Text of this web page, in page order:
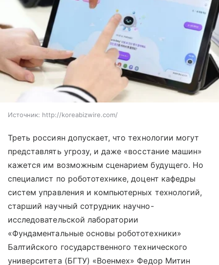
Источник: http://koreabizwire.com/
Треть россиян допускает, что технологии могут
представлять угрозу, и даже «восстание машин»
кажется им возможным сценарием будущего. Но
специалист по робототехнике, доцент кафедры
систем управления и компьютерных технологий,
старший научный сотрудник научно-
исследовательской лаборатории
«Фундаментальные основы робототехники»
Балтийского государственного технического
университета (БГТУ) «Военмех» Федор Митин